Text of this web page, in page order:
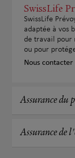
SwissLife
SwissLife
adaptée à vos
de travail pour
ou pour
Nous contacter
Assurance du
Assurance de